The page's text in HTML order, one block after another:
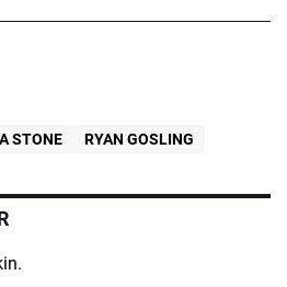
STONE RYAN GOSLING